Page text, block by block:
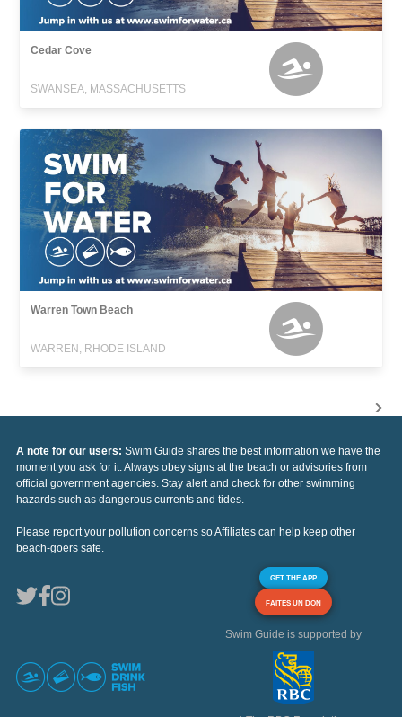
Cedar Cove
SWANSEA, MASSACHUSETTS
Warren Town Beach
WARREN, RHODE ISLAND
A note for our users: Swim Guide shares the best information we have the
moment you ask for it. Always obey signs at the beach or advisories from
official government agencies. Stay alert and check for other swimming
hazards such as dangerous currents and tides.
Please report your pollution concerns so Affiliates can help keep other
beach-goers safe.
GET THE APP
FAITES UN DON
Swim Guide is supported by